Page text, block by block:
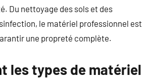
Du nettoyage des sols et des
le matériel professionnel est
une propreté complète.
les types de matériel